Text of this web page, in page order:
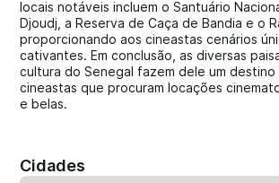
locais notáveis incluem o Santuário
Djoudj, a Reserva de Caça de Bandia e o
proporcionando aos cineastas cenários
cativantes. Em conclusão, as diversas
cultura do Senegal fazem dele um destino
cineastas que procuram locações
e belas.
Cidades